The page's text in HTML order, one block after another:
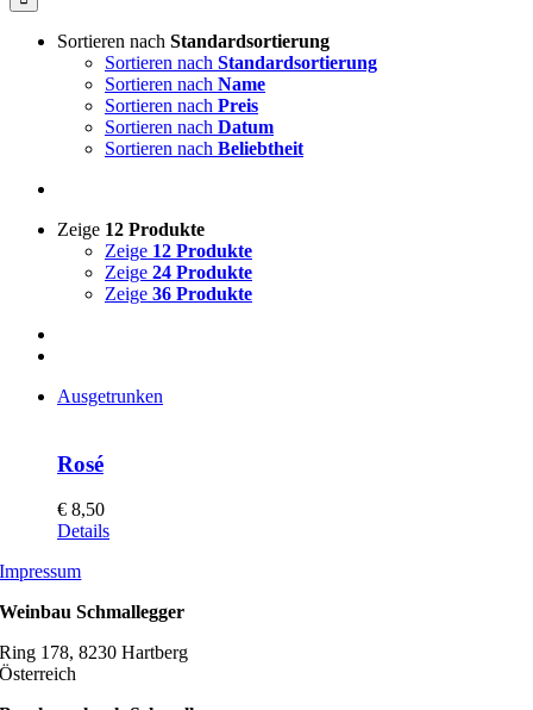
Sortieren nach Standardsortierung
Sortieren nach Standardsortierung
Sortieren nach Name
Sortieren nach Preis
Sortieren nach Datum
Sortieren nach Beliebtheit
Zeige 12 Produkte
Zeige 12 Produkte
Zeige 24 Produkte
Zeige 36 Produkte
Ausgetrunken
Rosé
€ 8,50
Details
Impressum
Weinbau Schmallegger
Ring 178, 8230 Hartberg
Österreich